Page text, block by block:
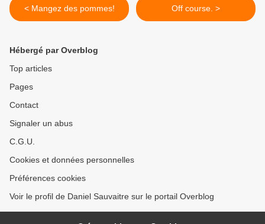
< Mangez des pommes! Off course. >
Hébergé par Overblog
Top articles
Pages
Contact
Signaler un abus
C.G.U.
Cookies et données personnelles
Préférences cookies
Voir le profil de Daniel Sauvaitre sur le portail Overblog